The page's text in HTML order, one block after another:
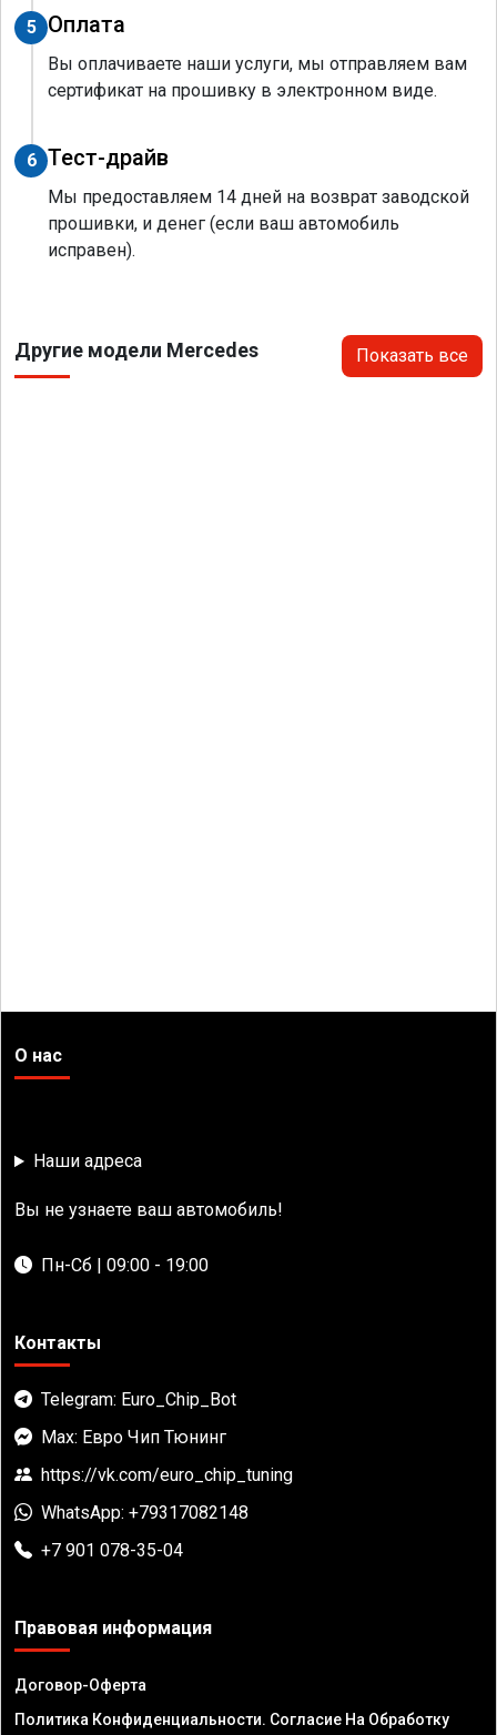
5 Оплата
Вы оплачиваете наши услуги, мы отправляем вам
сертификат на прошивку в электронном виде.
6 Тест-драйв
Мы предоставляем 14 дней на возврат заводской
прошивки, и денег (если ваш автомобиль
исправен).
Другие модели Mercedes Показать все
О нас
Наши адреса
Вы не узнаете ваш автомобиль!
Пн-Сб | 09:00 - 19:00
Контакты
Telegram: Euro_Chip_Bot
Max: Евро Чип Тюнинг
https://vk.com/euro_chip_tuning
WhatsApp: +79317082148
+7 901 078-35-04
Правовая информация
Договор-Оферта
Политика Конфиденциальности. Согласие На Обработку